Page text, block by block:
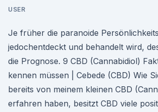
USER
Je früher die paranoide
jedochentdeckt und behandelt wird,
die Prognose. 9 CBD (Cannabidiol)
kennen müssen | Cebede (CBD) Wie
bereits von meinem kleinen CBD
erfahren haben, besitzt CBD viele